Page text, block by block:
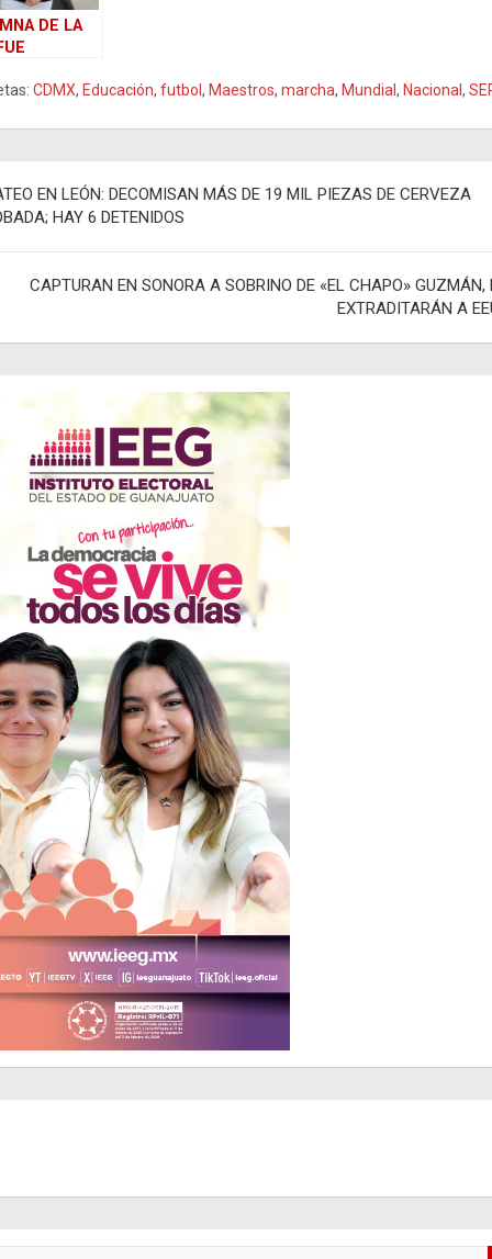
DE LA
MEJOR
CDMX, Educación, futbol, Maestros, marcha, Mundial, Nacional,
EN LEÓN: DECOMISAN MÁS DE 19 MIL PIEZAS DE CERVEZA
HAY 6 DETENIDOS
CAPTURAN EN SONORA A SOBRINO DE «EL CHAPO» GUZMÁN,
EXTRADITARÁN A